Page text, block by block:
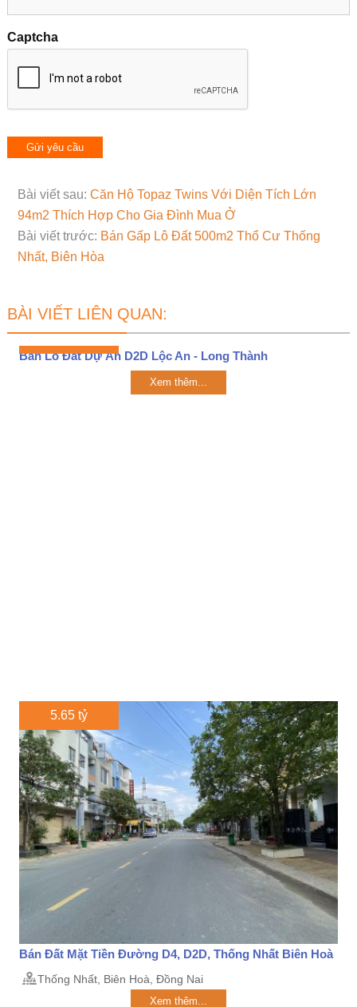
Captcha
Bài viết sau: Căn Hộ Topaz Twins Với Diện Tích Lớn
94m2 Thích Hợp Cho Gia Đình Mua Ở
Bài viết trước: Bán Gấp Lô Đất 500m2 Thổ Cư Thống
Nhất, Biên Hòa
BÀI VIẾT LIÊN QUAN:
Bán Lô Đất Dự Án D2D Lộc An - Long Thành
Xem thêm...
5.65 tỷ
Bán Đất Mặt Tiền Đường D4, D2D, Thống Nhất Biên Hoà
Thống Nhất, Biên Hoà, Đồng Nai
Xem thêm...